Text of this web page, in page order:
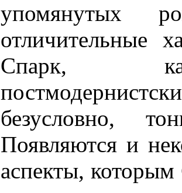
упомянутых
отличительные
Спарк,
безусловно,
Появляются и
аспекты, которым